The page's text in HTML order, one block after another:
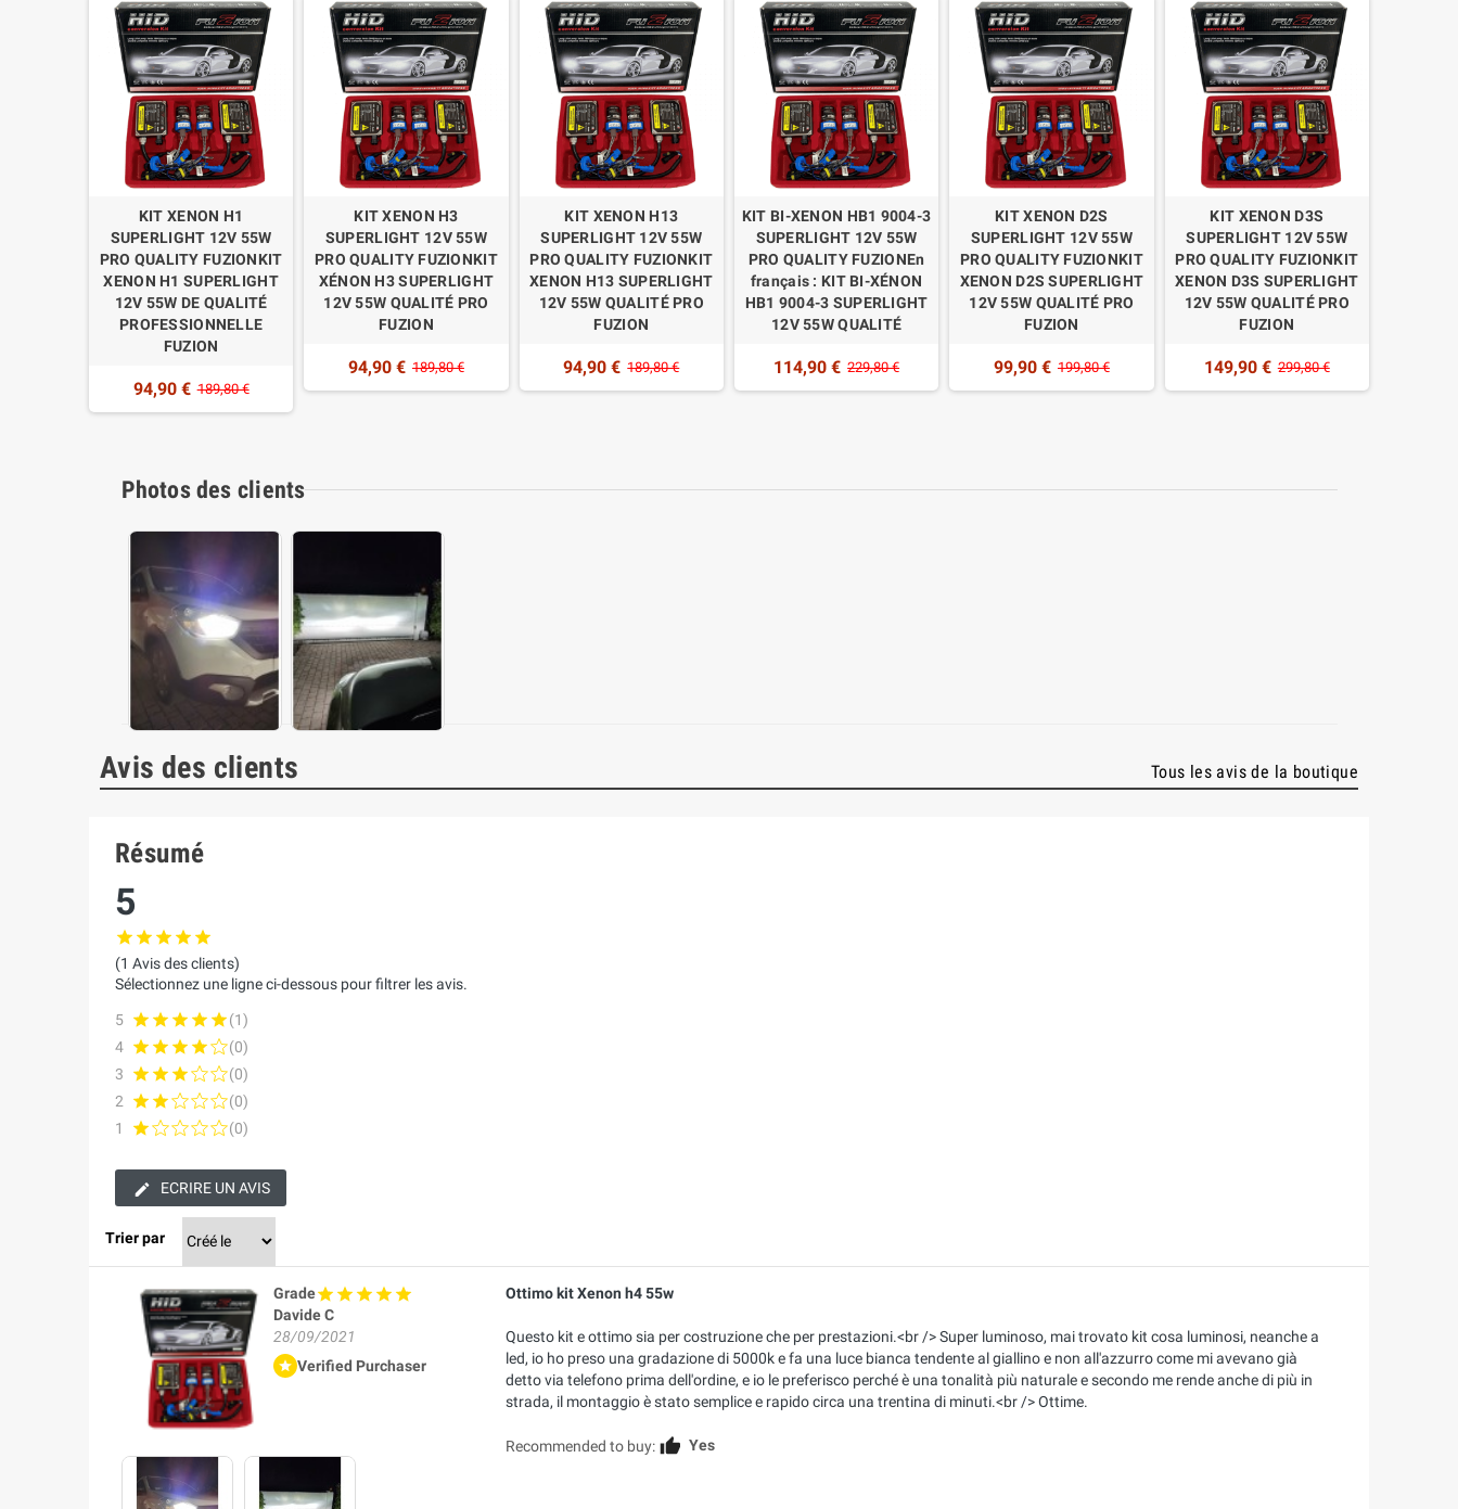
KIT XENON H1
SUPERLIGHT 12V 55W
PRO QUALITY FUZIONKIT
XENON H1 SUPERLIGHT
12V 55W DE QUALITÉ
PROFESSIONNELLE
FUZION
94,90 € 189,80 €
KIT XENON H3
SUPERLIGHT 12V 55W
PRO QUALITY FUZIONKIT
XÉNON H3 SUPERLIGHT
12V 55W QUALITÉ PRO
FUZION
94,90 € 189,80 €
KIT XENON H13
SUPERLIGHT 12V 55W
PRO QUALITY FUZIONKIT
XENON H13 SUPERLIGHT
12V 55W QUALITÉ PRO
FUZION
94,90 € 189,80 €
KIT BI-XENON HB1 9004-3
SUPERLIGHT 12V 55W
PRO QUALITY FUZIONEn
français : KIT BI-XÉNON
HB1 9004-3 SUPERLIGHT
12V 55W QUALITÉ
114,90 € 229,80 €
KIT XENON D2S
SUPERLIGHT 12V 55W
PRO QUALITY FUZIONKIT
XENON D2S SUPERLIGHT
12V 55W QUALITÉ PRO
FUZION
99,90 € 199,80 €
KIT XENON D3S
SUPERLIGHT 12V 55W
PRO QUALITY FUZIONKIT
XENON D3S SUPERLIGHT
12V 55W QUALITÉ PRO
FUZION
149,90 € 299,80 €
Photos des clients
Avis des clients Tous les avis de la boutique
Résumé
5
(1 Avis des clients)
Sélectionnez une ligne ci-dessous pour filtrer les avis.
5
(1)
4
(0)
3
(0)
2
(0)
1
(0)
ECRIRE UN AVIS
Trier par
Grade
Davide C
28/09/2021
Verified Purchaser
Ottimo kit Xenon h4 55w
Questo kit e ottimo sia per costruzione che per prestazioni.<br /> Super luminoso, mai trovato kit cosa luminosi, neanche a
led, io ho preso una gradazione di 5000k e fa una luce bianca tendente al giallino e non all'azzurro come mi avevano già
detto via telefono prima dell'ordine, e io le preferisco perché è una tonalità più naturale e secondo me rende anche di più in
strada, il montaggio è stato semplice e rapido circa una trentina di minuti.<br /> Ottime.
Recommended to buy: Yes